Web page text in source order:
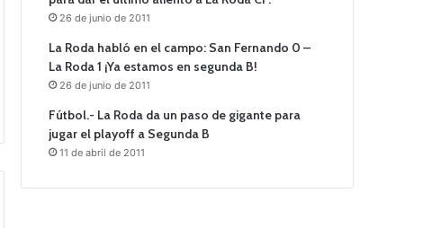
26 de junio de 2011
La Roda habló en el campo: San Fernando 0 –
La Roda 1 ¡Ya estamos en segunda B!
26 de junio de 2011
Fútbol.- La Roda da un paso de gigante para
jugar el playoff a Segunda B
11 de abril de 2011